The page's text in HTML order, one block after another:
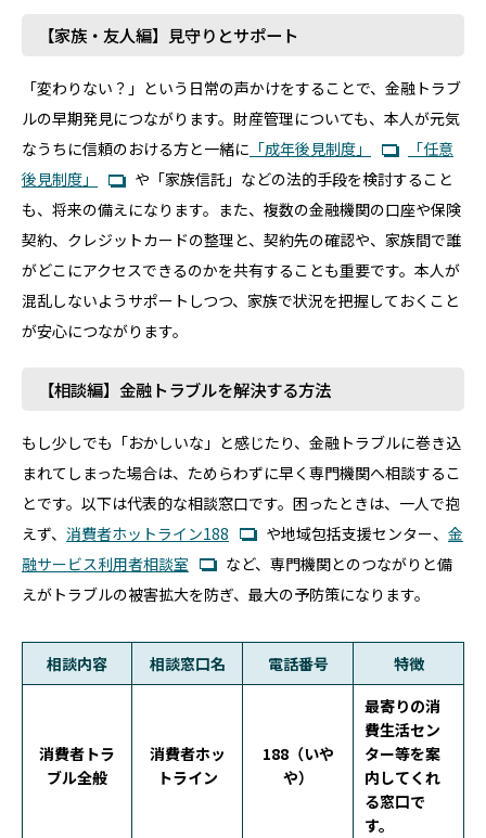
【家族・友人編】見守りとサポート
「変わりない？」という日常の声かけをすることで、金融トラブ
ルの早期発見につながります。財産管理についても、本人が元気
なうちに信頼のおける方と一緒に 「成年後見制度」
「任意
後見制度」
や「家族信託」などの法的手段を検討すること
も、将来の備えになります。また、複数の金融機関の口座や保険
契約、クレジットカードの整理と、契約先の確認や、家族間で誰
がどこにアクセスできるのかを共有することも重要です。本人が
混乱しないようサポートしつつ、家族で状況を把握しておくこと
が安心につながります。
【相談編】金融トラブルを解決する方法
もし少しでも「おかしいな」と感じたり、金融トラブルに巻き込
まれてしまった場合は、ためらわずに早く専門機関へ相談するこ
とです。以下は代表的な相談窓口です。困ったときは、一人で抱
えず、 消費者ホットライン188 や地域包括支援センター、 金
融サービス利用者相談室
など、専門機関とのつながりと備
えがトラブルの被害拡大を防ぎ、最大の予防策になります。
相談内容 相談窓口名 電話番号 特徴
消費者トラ
ブル全般
消費者ホッ
トライン
188（いや
や）
最寄りの消
費生活セン
ター等を案
内してくれ
る窓口で
す。